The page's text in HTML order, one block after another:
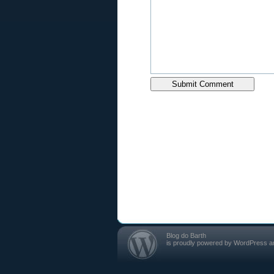
Blog do Barth
is proudly powered by WordPress